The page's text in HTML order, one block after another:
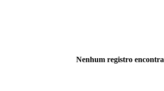
Nenhum registro